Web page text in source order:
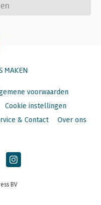
MAKEN
voorwaarden
Cookie instellingen
& Contact Over ons
BV